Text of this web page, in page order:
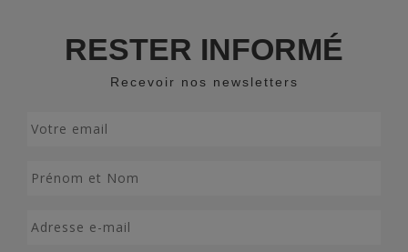
RESTER INFORMÉ
Recevoir nos newsletters